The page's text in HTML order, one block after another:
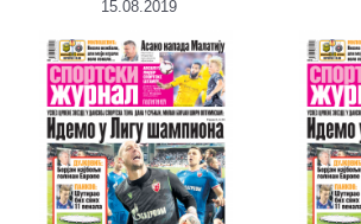
15.08.2019